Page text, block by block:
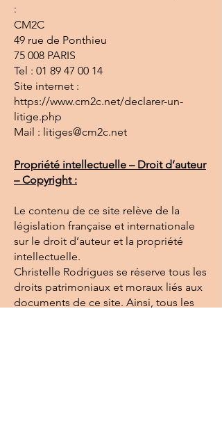
:
CM2C
49 rue de Ponthieu
75 008 PARIS
Tel : 01 89 47 00 14
Site internet :
https://www.cm2c.net/declarer-un-
litige.php
Mail : litiges@cm2c.net
Propriété intellectuelle – Droit d’auteur
– Copyright :
Le contenu de ce site relève de la
législation française et internationale
sur le droit d’auteur et la propriété
intellectuelle.
Christelle Rodrigues se réserve tous les
droits patrimoniaux et moraux liés aux
documents de ce site. Ainsi, tous les